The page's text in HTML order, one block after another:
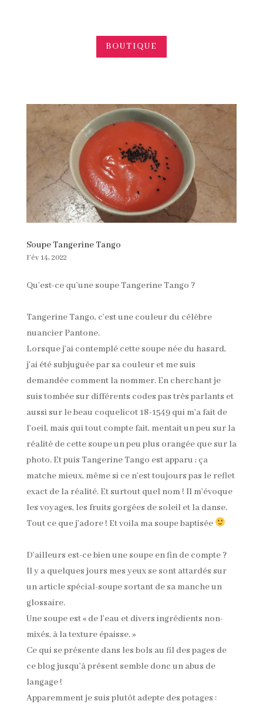
BOUTIQUE
Soupe Tangerine Tango
Fév 14, 2022
Qu’est-ce qu’une soupe Tangerine Tango ?
Tangerine Tango, c’est une couleur du célèbre
nuancier Pantone.
Lorsque j’ai contemplé cette soupe née du hasard,
j’ai été subjuguée par sa couleur et me suis
demandée comment la nommer. En cherchant je
suis tombée sur différents codes pas très parlants et
aussi sur le beau coquelicot 18-1549 qui m’a fait de
l’oeil, mais qui tout compte fait, mentait un peu sur la
réalité de cette soupe un peu plus orangée que sur la
photo. Et puis Tangerine Tango est apparu ; ça
matche mieux, même si ce n’est toujours pas le reflet
exact de la réalité. Et surtout quel nom ! Il m’évoque
les voyages, les fruits gorgées de soleil et la danse.
Tout ce que j’adore ! Et voila ma soupe baptisée
D’ailleurs est-ce bien une soupe en fin de compte ?
Il y a quelques jours mes yeux se sont attardés sur
un article spécial-soupe sortant de sa manche un
glossaire.
Une soupe est « de l’eau et divers ingrédients non-
mixés, à la texture épaisse. »
Ce qui se présente dans les bols au fil des pages de
ce blog jusqu’à présent semble donc un abus de
langage !
Apparemment je suis plutôt adepte des potages :